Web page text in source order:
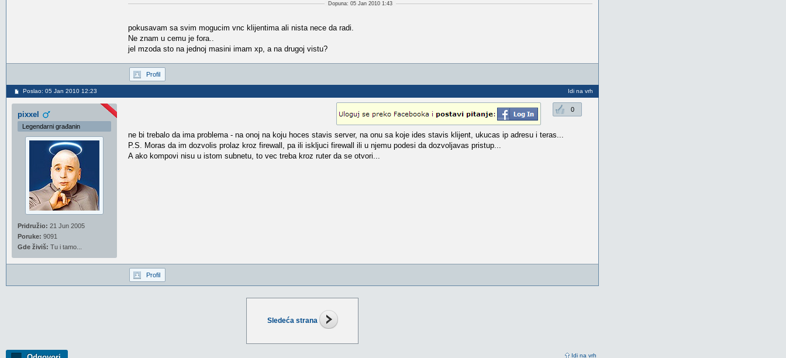
Sledeća strana
Idi na vrh
Dopuna: 05 Jan 2010 1:43
pokusavam sa svim mogucim vnc klijentima ali nista nece da radi.
Ne znam u cemu je fora..
jel mzoda sto na jednoj masini imam xp, a na drugoj vistu?
Profil
Poslao: 05 Jan 2010 12:23 Idi na vrh
pixxel
Legendarni građanin
Pridružio: 21 Jun 2005
Poruke: 9091
Gde živiš: Tu i tamo...
0
ne bi trebalo da ima problema - na onoj na koju hoces stavis server, na onu sa koje ides stavis klijent, ukucas ip adresu i teras...
P.S. Moras da im dozvolis prolaz kroz firewall, pa ili iskljuci firewall ili u njemu podesi da dozvoljavas pristup...
A ako kompovi nisu u istom subnetu, to vec treba kroz ruter da se otvori...
Profil